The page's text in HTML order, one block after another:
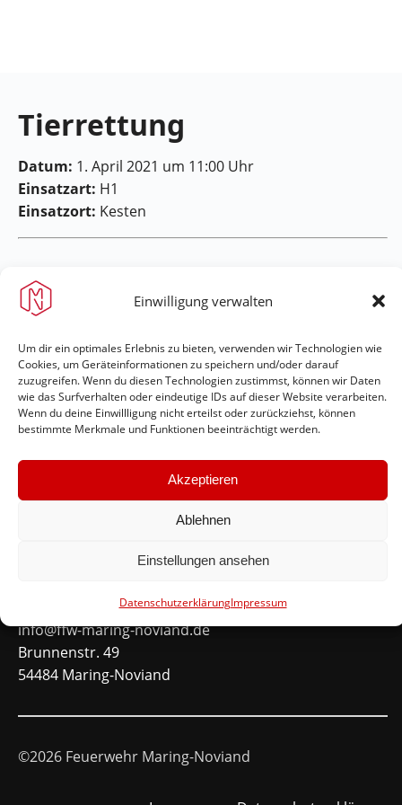
Einwilligung verwalten
Um dir ein optimales Erlebnis zu bieten, verwenden wir Technologien wie
Cookies, um Geräteinformationen zu speichern und/oder darauf
zuzugreifen. Wenn du diesen Technologien zustimmst, können wir Daten
wie das Surfverhalten oder eindeutige IDs auf dieser Website verarbeiten.
Wenn du deine Einwillligung nicht erteilst oder zurückziehst, können
bestimmte Merkmale und Funktionen beeinträchtigt werden.
Akzeptieren
Ablehnen
Einstellungen ansehen
DatenschutzerklärungImpressum
Tierrettung
Datum: 1. April 2021 um 11:00 Uhr
Einsatzart: H1
Einsatzort: Kesten
Feuerwehr Maring-Noviand
#immerda
info@ffw-maring-noviand.de
Brunnenstr. 49
54484 Maring-Noviand
©2026 Feuerwehr Maring-Noviand